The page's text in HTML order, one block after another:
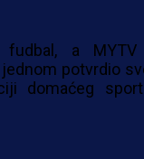
a
potvrdio
domaćeg